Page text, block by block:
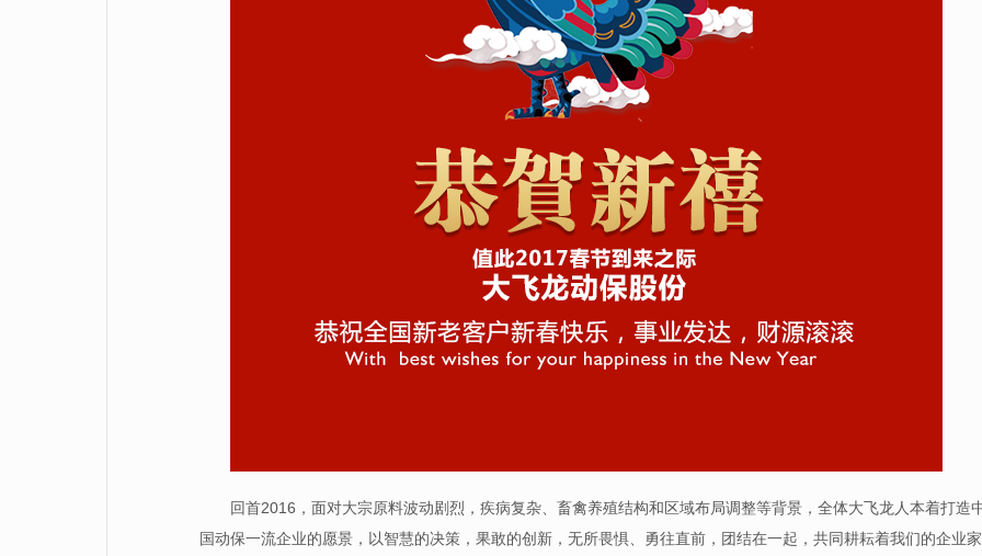
回首2016，面对大宗原料波动剧烈，疾病复杂、畜禽养殖结构和区域布局调整等背景，全体大飞龙人本着打造
国动保一流企业的愿景，以智慧的决策，果敢的创新，无所畏惧、勇往直前，团结在一起，共同耕耘着我们的企业家